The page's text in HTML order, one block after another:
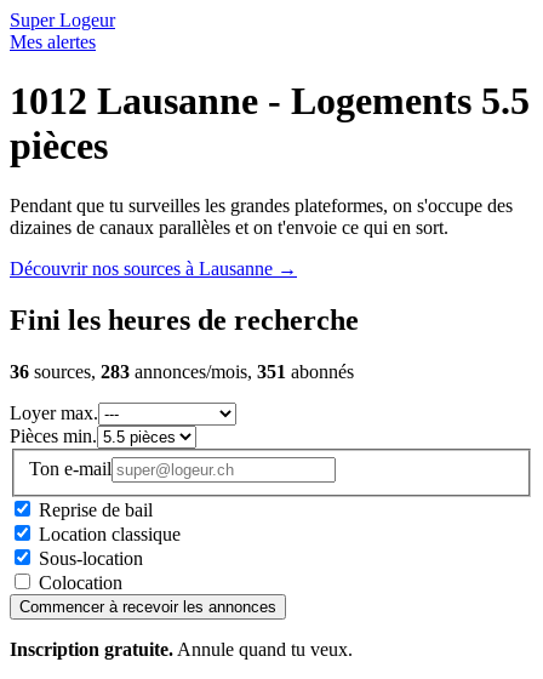
Super Logeur
Mes alertes
1012 Lausanne - Logements 5.5
pièces
Pendant que tu surveilles les grandes plateformes, on s'occupe des
dizaines de canaux parallèles et on t'envoie ce qui en sort.
Découvrir nos sources à Lausanne →
Fini les heures de recherche
36 sources, 283 annonces/mois, 351 abonnés
Loyer max.
Pièces min.
Ton e-mail
Reprise de bail
Location classique
Sous-location
Colocation
Commencer à recevoir les annonces
Inscription gratuite. Annule quand tu veux.